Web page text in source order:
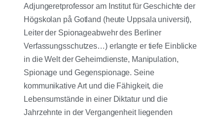
Adjungeretprofessor am Institut für Geschichte der
Högskolan på Gotland (heute Uppsala universit),
Leiter der Spionageabwehr des Berliner
Verfassungsschutzes…) erlangte er tiefe Einblicke
in die Welt der Geheimdienste, Manipulation,
Spionage und Gegenspionage. Seine
kommunikative Art und die Fähigkeit, die
Lebensumstände in einer Diktatur und die
Jahrzehnte in der Vergangenheit liegenden